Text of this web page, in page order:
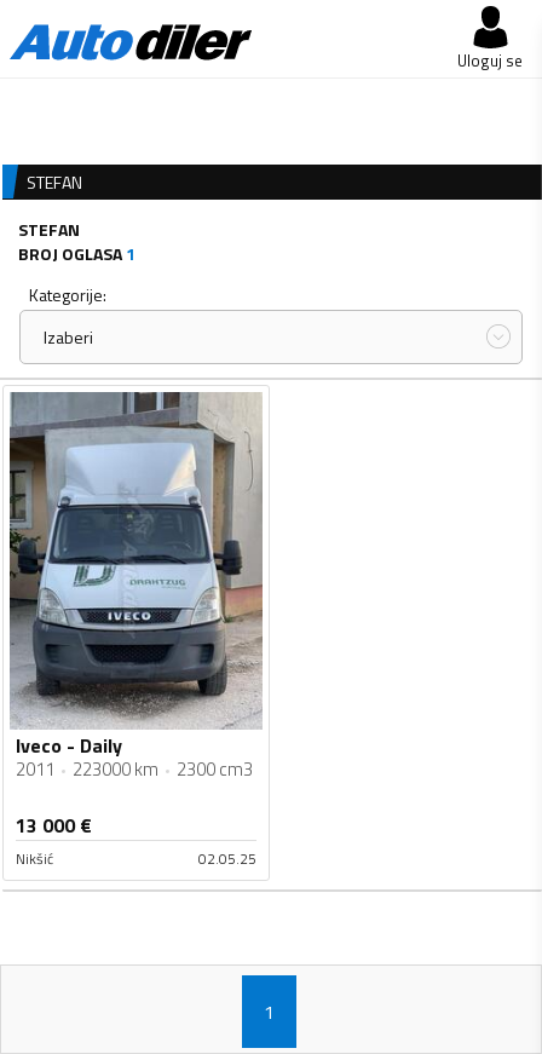
Uloguj se
STEFAN
STEFAN
BROJ OGLASA1
Kategorije:
Izaberi
Iveco - Daily
2011 223000 km 2300 cm3
13 000€
Nikšić 02.05.25
1